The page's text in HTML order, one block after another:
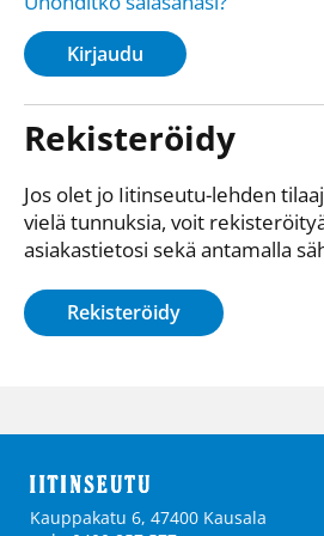
Kirjaudu
Rekisteröidy
Jos olet jo Iitinseutu-lehden
vielä tunnuksia, voit
asiakastietosi sekä antamalla
Rekisteröidy
Kauppakatu 6, 47400 Kausala